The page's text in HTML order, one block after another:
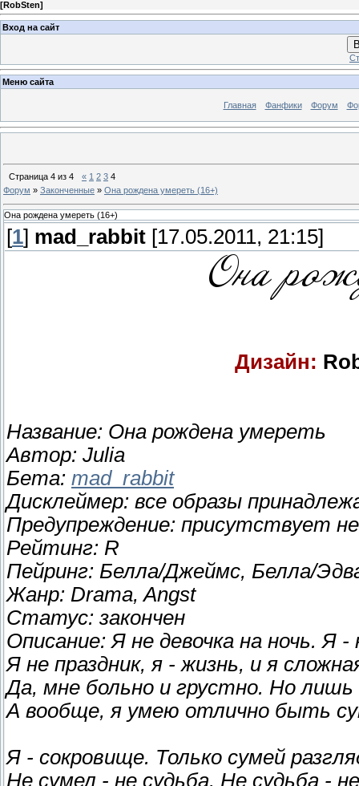
[RobSten]
Вход на сайт
Меню сайта
Главная Фанфики Форум
Страница 4 из 4 « 1 2 3 4
Форум » Законченные » Она рождена умереть (16+)
Она рождена умереть (16+)
[1] mad_rabbit [17.05.2011, 21:15]
Дизайн:
Название: Она рождена умереть
Автор: Julia
Бета: mad_rabbit
Дисклеймер: все образы
Предупреждение: присутствует
Рейтинг: R
Пейринг: Белла/Джеймс, Белла/
Жанр: Drama, Angst
Статус: закончен
Описание: Я не девочка на ночь. Я -
Я не праздник, я - жизнь, и я
Да, мне больно и грустно. Но лишь
А вообще, я умею отлично быть
Я - сокровище. Только сумей
Не сумел - не судьба. Не судьба -